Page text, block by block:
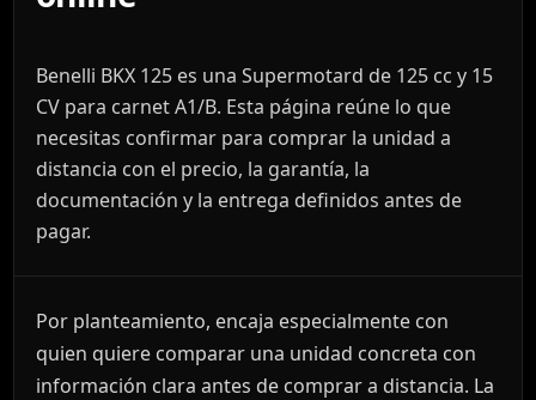
Benelli BKX 125 es una Supermotard de 125 cc y 15
CV para carnet A1/B. Esta página reúne lo que
necesitas confirmar para comprar la unidad a
distancia con el precio, la garantía, la
documentación y la entrega definidos antes de
pagar.
Por planteamiento, encaja especialmente con
quien quiere comparar una unidad concreta con
información clara antes de comprar a distancia. La